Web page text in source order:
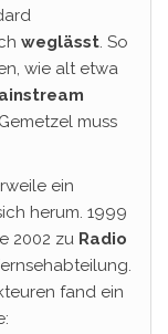
weglässt. So
wie alt etwa
muss
ein
herum. 1999
2002 zu Radio
fand ein